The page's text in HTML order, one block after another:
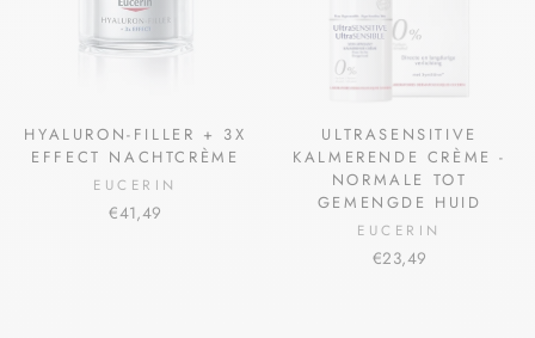
HYALURON-FILLER + 3X
EFFECT NACHTCRÈME
EUCERIN
€41,49
ULTRASENSITIVE
KALMERENDE CRÈME -
NORMALE TOT
GEMENGDE HUID
EUCERIN
€23,49